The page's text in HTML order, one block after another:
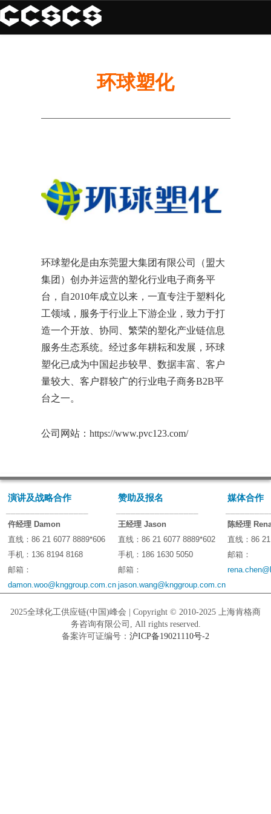
环球塑化
环球塑化是由东莞盟大集团有限公司（盟大
集团）创办并运营的塑化行业电子商务平
台，自2010年成立以来，一直专注于塑料化
工领域，服务于行业上下游企业，致力于打
造一个开放、协同、繁荣的塑化产业链信息
服务生态系统。经过多年耕耘和发展，环球
塑化已成为中国起步较早、数据丰富、客户
量较大、客户群较广的行业电子商务B2B平
台之一。
公司网站： https://www.pvc123.com/
演讲及战略合作 赞助及报名 媒体合作
仵经理 Damon
直线：86 21 6077 8889*606
手机：136 8194 8168
邮箱：
damon.woo@knggroup.com.cn
王经理 Jason
直线：86 21 6077 8889*602
手机：186 1630 5050
邮箱：
jason.wang@knggroup.com.cn
陈经理
直线：86
邮箱：
2025全球化工供应链(中国)峰会 | Copyright © 2010-2025 上海肯格商
务咨询有限公司, All rights reserved.
备案许可证编号： 沪ICP备19021110号-2